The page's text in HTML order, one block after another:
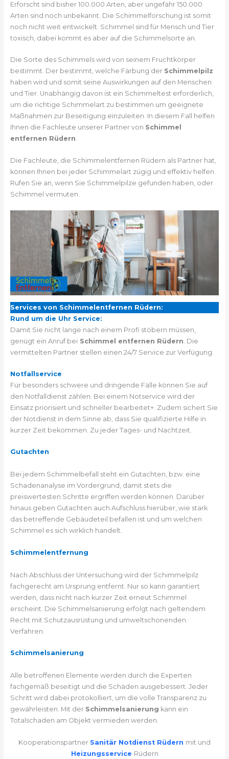
Erforscht sind bisher 100.000 Arten, aber ungefähr 150.000
Arten sind noch unbekannt. Die Schimmelforschung ist somit
noch nicht weit entwickelt. Schimmel sind für Mensch und Tier
toxisch, dabei kommt es aber auf die Schimmelsorte an.
Die Sorte des Schimmels wird von seinem Fruchtkörper
bestimmt. Der bestimmt, welche Färbung der Schimmelpilz
haben wird und somit seine Auswirkungen auf den Menschen
und Tier. Unabhängig davon ist ein Schimmeltest erforderlich,
um die richtige Schimmelart zu bestimmen um geeignete
Maßnahmen zur Beseitigung einzuleiten. In diesem Fall helfen
Ihnen die Fachleute unserer Partner von Schimmel
entfernen Rüdern.
Die Fachleute, die Schimmelentfernen Rüdern als Partner hat,
können Ihnen bei jeder Schimmelart zügig und effektiv helfen.
Rufen Sie an, wenn Sie Schimmelpilze gefunden haben, oder
Schimmel vermuten.
Services von Schimmelentfernen Rüdern:
Rund um die Uhr Service:
Damit Sie nicht lange nach einem Profi stöbern müssen,
genügt ein Anruf bei Schimmel entfernen Rüdern . Die
vermittelten Partner stellen einen 24/7 Service zur Verfügung.
Notfallservice
Für besonders schwere und dringende Fälle können Sie auf
den Notfalldienst zählen. Bei einem Notservice wird der
Einsatz priorisiert und schneller bearbeitet+. Zudem sichert Sie
der Notdienst in dem Sinne ab, dass Sie qualifizierte Hilfe in
kurzer Zeit bekommen. Zu jeder Tages- und Nachtzeit.
Gutachten
Bei jedem Schimmelbefall steht ein Gutachten, bzw. eine
Schadenanalyse im Vordergrund, damit stets die
preiswertesten Schritte ergriffen werden können. Darüber
hinaus geben Gutachten auch Aufschluss hierüber, wie stark
das betreffende Gebäudeteil befallen ist und um welchen
Schimmel es sich wirklich handelt.
Schimmelentfernung
Nach Abschluss der Untersuchung wird der Schimmelpilz
fachgerecht am Ursprung entfernt. Nur so kann garantiert
werden, dass nicht nach kurzer Zeit erneut Schimmel
erscheint. Die Schimmelsanierung erfolgt nach geltendem
Recht mit Schutzausrüstung und umweltschonenden
Verfahren.
Schimmelsanierung
Alle betroffenen Elemente werden durch die Experten
fachgemäß beseitigt und die Schäden ausgebessert. Jeder
Schritt wird dabei protokolliert, um die volle Transparenz zu
gewährleisten. Mit der Schimmelsanierung kann ein
Totalschaden am Objekt vermieden werden.
Kooperationspartner Sanitär Notdienst Rüdern mit und
Heizungsservice Rüdern